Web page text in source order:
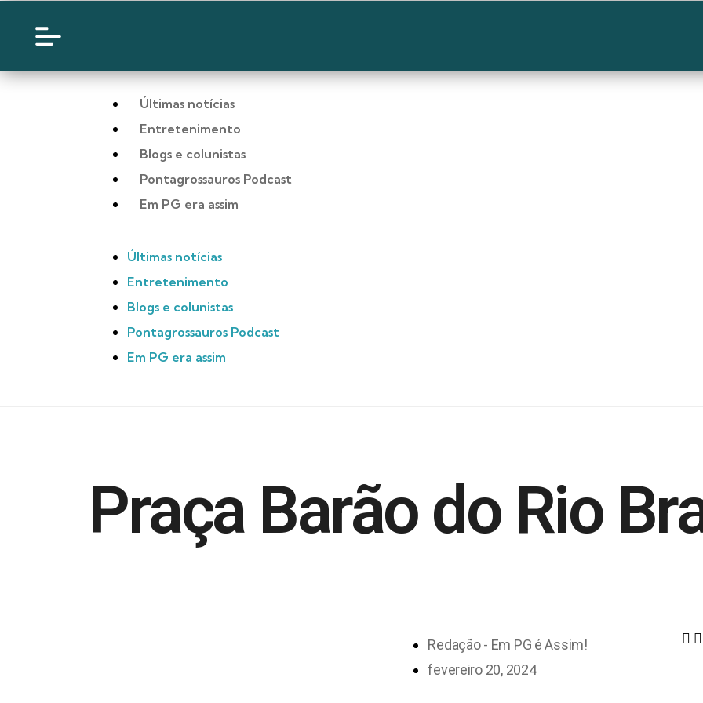
Últimas notícias
Entretenimento
Blogs e colunistas
Pontagrossauros Podcast
Em PG era assim
Últimas notícias
Entretenimento
Blogs e colunistas
Pontagrossauros Podcast
Em PG era assim
Praça Barão do Rio
Redação - Em PG é Assim!
fevereiro 20, 2024